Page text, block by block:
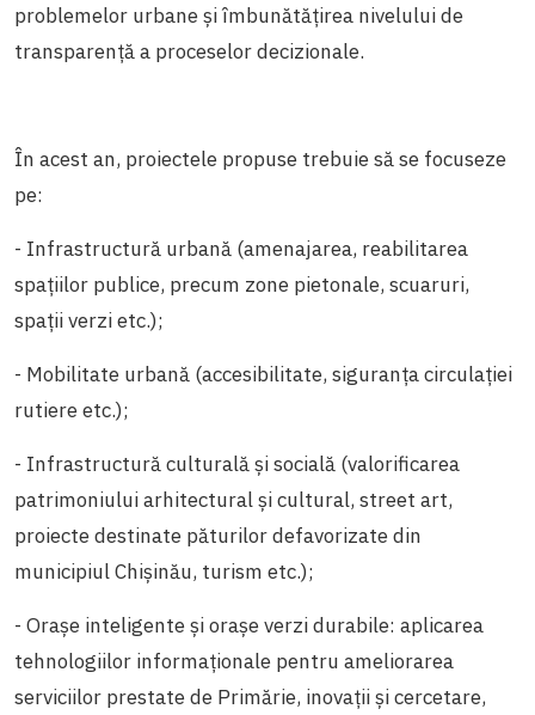
problemelor urbane și îmbunătățirea nivelului de
transparență a proceselor decizionale.
În acest an, proiectele propuse trebuie să se focuseze
pe:
- Infrastructură urbană (amenajarea, reabilitarea
spaţiilor publice, precum zone pietonale, scuaruri,
spaţii verzi etc.);
- Mobilitate urbană (accesibilitate, siguranţa circulaţiei
rutiere etc.);
- Infrastructură culturală şi socială (valorificarea
patrimoniului arhitectural şi cultural, street art,
proiecte destinate păturilor defavorizate din
municipiul Chişinău, turism etc.);
- Orașe inteligente și orașe verzi durabile: aplicarea
tehnologiilor informaționale pentru ameliorarea
serviciilor prestate de Primărie, inovaţii și cercetare,